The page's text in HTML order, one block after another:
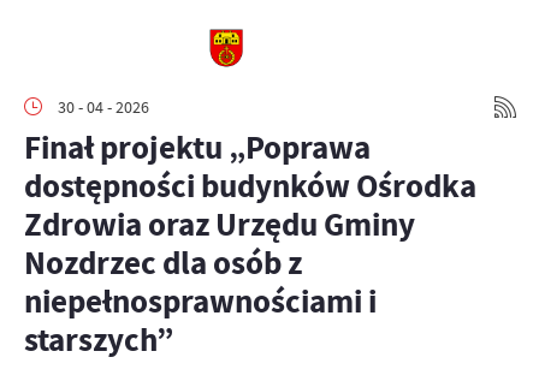
30 - 04 - 2026
Finał projektu „Poprawa
dostępności budynków Ośrodka
Zdrowia oraz Urzędu Gminy
Nozdrzec dla osób z
niepełnosprawnościami i
starszych”